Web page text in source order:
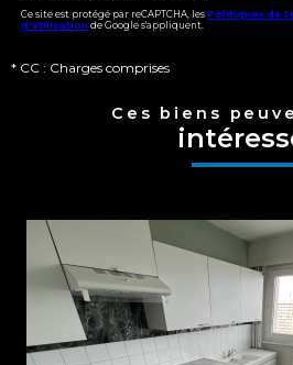
Ce site est protégé par reCAPTCHA, les Politiques de
d'utilisation de Google s'appliquent.
* CC : Charges comprises
Ces biens